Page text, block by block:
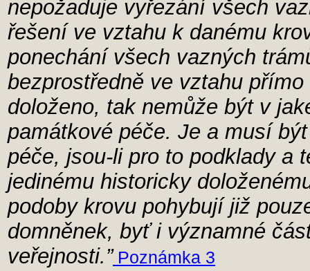
nepožaduje vyřezání všech
řešení ve vztahu k danému
ponechání všech vazných
bezprostředně ve vztahu
doloženo, tak nemůže být v
památkové péče. Je a musí
péče, jsou-li pro to podklady a
jedinému historicky
podoby krovu pohybují již
domněnek, byť i významné
veřejnosti.”Poznámka 3